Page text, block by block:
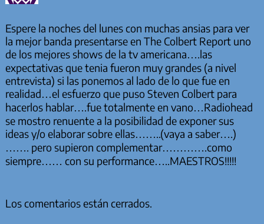
Espere la noches del lunes con muchas ansias para ver
la mejor banda presentarse en The Colbert Report uno
de los mejores shows de la tv americana….las
expectativas que tenia fueron muy grandes (a nivel
entrevista) si las ponemos al lado de lo que fue en
realidad…el esfuerzo que puso Steven Colbert para
hacerlos hablar….fue totalmente en vano…Radiohead
se mostro renuente a la posibilidad de exponer sus
ideas y/o elaborar sobre ellas……..(vaya a saber….)
……. pero supieron complementar………….como
siempre…… con su performance…..MAESTROS!!!!!
Los comentarios están cerrados.